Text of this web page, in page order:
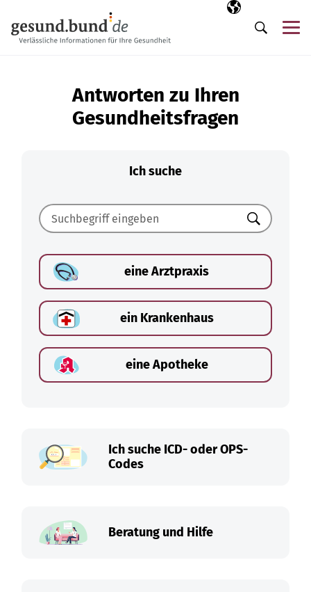
Ausgewählte
DE
Suche
Antworten zu Ihren
Gesundheitsfragen
Ich suche
Suchen
eine Arztpraxis
ein Krankenhaus
eine Apotheke
Ich suche ICD- oder OPS-
Codes
Beratung und Hilfe